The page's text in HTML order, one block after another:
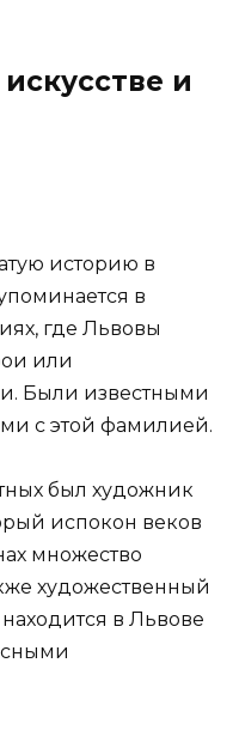
и
историю в
в
где Львовы
или
Были известными
с этой фамилией.
был художник
испокон веков
множество
художественный
в Львове